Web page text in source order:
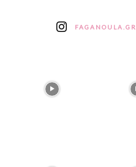
FAGANOULA.GR